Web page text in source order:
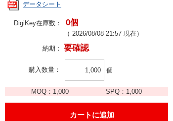
データシート
DigiKey在庫数： 0個
（ 2026/08/08 21:57 現在）
納期： 要確認
購入数量 個
MOQ： 1,000 SPQ： 1,000